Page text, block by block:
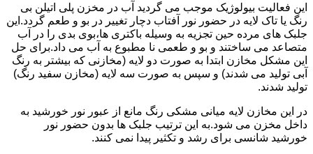
این فعالیت بیولوژیک موجب می گردید آب در مخزن پلی اتیلن بی
رنگ یا تاک لایه در حضور نور آفتاب دچار تغییر در بو و طعم گردد.این
جلبک های مرده حین تجزیه به وسیله باکتری ها،بوی بدی را در آب
متصاعد می ساختند و بو و طعمی نا مطبوع به آب می داد.برای حل
این مشکل مخازن ابتدا به صورت دو لایه (مخازنی که بیشتر به رنگ
آبی تولید می شدند) و سپس به صورت سه لایه (مخازن سفید رنگ)
تولید شدند.
در این مخازن لایه میانی مشکی رنگ مانع از عبور نور خورشید به
داخل مخزن می شود.به این ترتیب جلبک ها بدون حضور نور
خورشید شانسی برای رشد و تکثیر پیدا نمی کنند.